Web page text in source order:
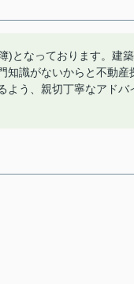
)となっております。建築
知識がないからと不動産
よう、親切丁寧なアドバ